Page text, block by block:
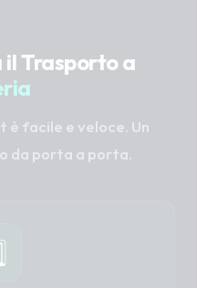
il Trasporto a
è facile e veloce. Un
da porta a porta.